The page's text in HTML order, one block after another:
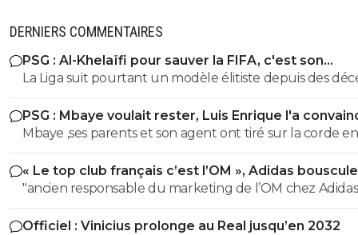
DERNIERS COMMENTAIRES
PSG : Al-Khelaïfi pour sauver la FIFA, c'est son
cauchemar
La Liga suit pourtant un modèle élitiste depuis des
et c'est même cela qui a permis à 2 clubs de se forger
palmarès national et européen.
PSG : Mbaye voulait rester, Luis Enrique l'a
Mbaye ,ses parents et son agent ont tiré sur la corde en
croyanty que L.E ferait tout pour le garder .Ils le
arrivé le branleur.A l'arrivée il va degager
« Le top club français c’est l’OM », Adidas
PSG
"ancien responsable du marketing de l’OM chez
Quel avis neutre et impartial 🤣😂🤣
Officiel : Vinicius prolonge au Real jusqu’en 2032